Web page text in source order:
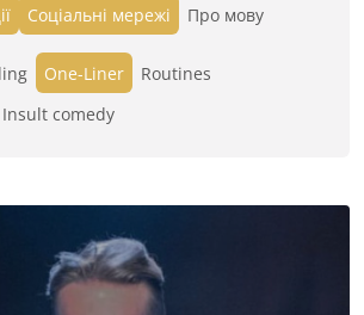
Cоціальні мережі Про мову
One-Liner
Routines
Insult comedy